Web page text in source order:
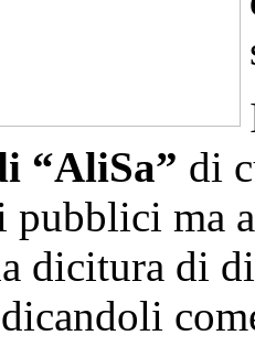
“AliSa” di
pubblici ma
dicitura di